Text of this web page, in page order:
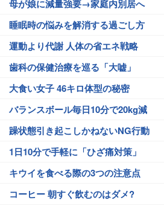
母が娘に減量強要→家庭内別居へ
睡眠時の悩みを解消する過ごし方
運動より代謝 人体の省エネ戦略
歯科の保健治療を巡る「大嘘」
大食い女子 46キロ体型の秘密
バランスボール毎日10分で20kg減
躁状態引き起こしかねないNG行動
1日10分で手軽に「ひざ痛対策」
キウイを食べる際の3つの注意点
コーヒー 朝すぐ飲むのはダメ?